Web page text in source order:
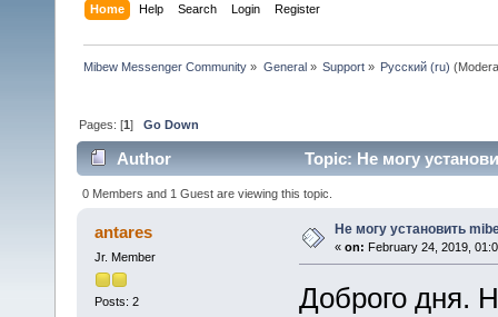
Home Help Search Login Register
Mibew Messenger Community » General» Support» Русский (ru)
Pages: [1]Go Down
Author Topic: Не могу
0 Members and 1 Guest are viewing this topic.
antares
Jr. Member
Posts: 2
Не могу установить
« on: February 24, 2019,
Доброго дня.